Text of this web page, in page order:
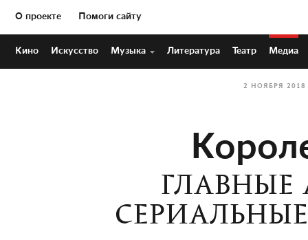
О проекте Помоги сайту
Кино Искусство Музыка Литература Театр Медиа
2 НОЯБРЯ 2018
ГЛАВНЫЕ